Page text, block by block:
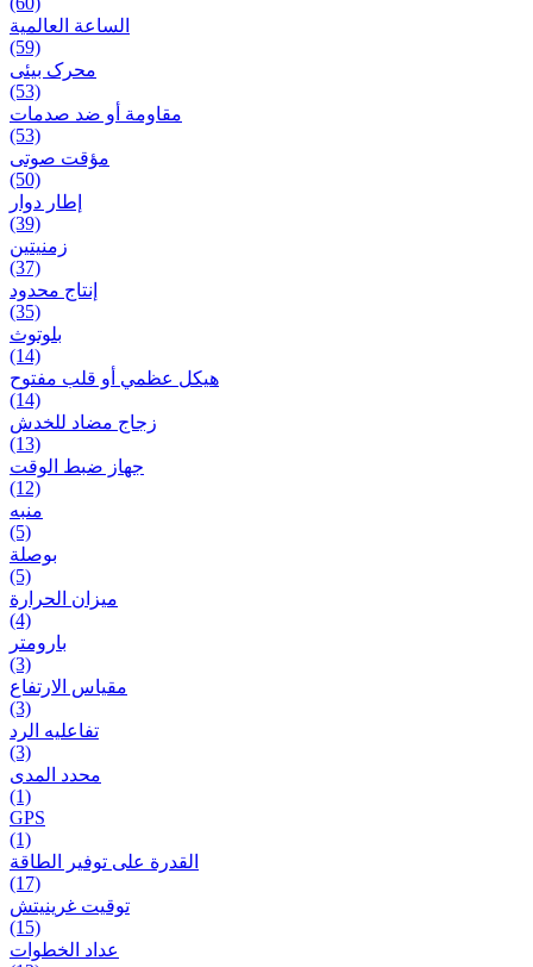
الساعة العالمية
(59)
محرک بیئی
(53)
مقاومة أو ضد صدمات
(53)
مؤقت صوتی
(50)
إطار دوار
(39)
زمنیتین
(37)
إنتاج محدود
(35)
بلوتوث
(14)
هيكل عظمي أو قلب مفتوح
(14)
زجاج مضاد للخدش
(13)
جهاز ضبط الوقت
(12)
منبه
(5)
بوصلة
(5)
ميزان الحرارة
(4)
بارومتر
(3)
مقياس الارتفاع
(3)
تفاعلیه الرد
(3)
محدد المدى
(1)
GPS
(1)
القدرة على توفير الطاقة
(17)
توقيت غرينيتش
(15)
عداد الخطوات